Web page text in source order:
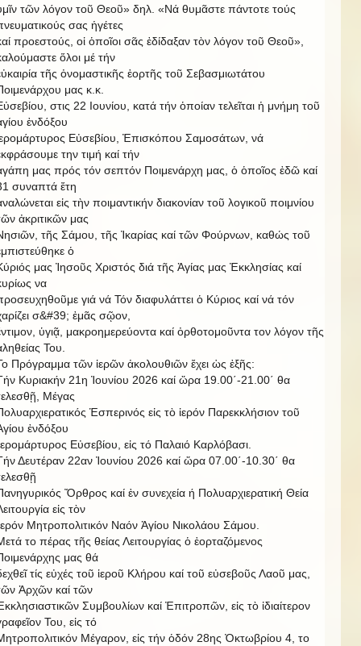
τῶν λόγον τοῦ Θεοῦ» δηλ. «Νά θυμᾶστε πάντοτε τούς
σας ἡγέτες
προεστούς, οἱ ὁποῖοι σᾶς ἐδίδαξαν τὸν λόγον τοῦ Θεοῦ»,
ὅλοι μέ τήν
τῆς ὀνομαστικῆς ἑορτῆς τοῦ Σεβασμιωτάτου
μας κ.κ.
στις 22 Ιουνίου, κατά τήν ὁποίαν τελεῖται ἡ μνήμη τοῦ
ἐνδόξου
Εὐσεβίου, Ἐπισκόπου Σαμοσάτων, νά
την τιμή καί τήν
μας πρός τόν σεπτόν Ποιμενάρχη μας, ὁ ὁποῖος ἐδῶ καί
συναπτά ἔτη
εἰς τὴν ποιμαντικήν διακονίαν τοῦ λογικοῦ ποιμνίου
ἀκριτικῶν μας
τῆς Σάμου, τῆς Ἰκαρίας καί τῶν Φούρνων, καθώς τοῦ
ὁ
μας Ἰησοῦς Χριστός διά τῆς Ἁγίας μας Ἐκκλησίας καί
να
γιά νά Τόν διαφυλάττει ὁ Κύριος καί νά τόν
σ&#39; ἐμᾶς σῷον,
ὑγιᾷ, μακροημερεύοντα καί ὀρθοτομοῦντα τον λόγον τῆς
Του.
Πρόγραμμα τῶν ἱερῶν ἀκολουθιῶν ἔχει ὡς ἐξῆς:
Κυριακήν 21η Ἰουνίου 2026 καί ὥρα 19.00΄-21.00΄ θα
Μέγας
Ἑσπερινός εἰς τὸ ἱερόν Παρεκκλήσιον τοῦ
ἐνδόξου
Εὐσεβίου, εἰς τό Παλαιό Καρλόβασι.
Δευτέραν 22αν Ἰουνίου 2026 καί ὥρα 07.00΄-10.30΄ θα
Ὄρθρος καί ἐν συνεχεία ή Πολυαρχιερατική Θεία
εἰς τὸν
Μητροπολιτικόν Ναόν Ἁγίου Νικολάου Σάμου.
το πέρας τῆς θείας Λειτουργίας ὁ ἑορταζόμενος
μας θά
τίς εὐχές τοῦ ἱεροῦ Κλήρου καί τοῦ εὐσεβοῦς Λαοῦ μας,
Ἀρχῶν καί τῶν
Συμβουλίων καί Ἐπιτροπῶν, εἰς τὸ ἰδιαίτερον
Του, εἰς τό
Μέγαρον, εἰς τήν ὁδόν 28ης Ὀκτωβρίου 4, το